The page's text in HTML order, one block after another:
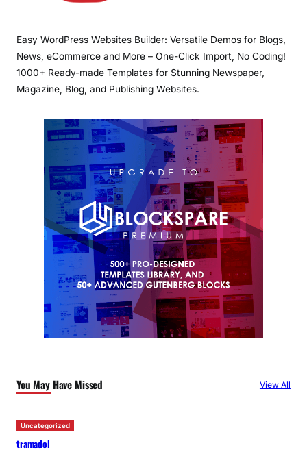
Easy WordPress Websites Builder: Versatile Demos for Blogs,
News, eCommerce and More – One-Click Import, No Coding!
1000+ Ready-made Templates for Stunning Newspaper,
Magazine, Blog, and Publishing Websites.
You May Have Missed View All
Uncategorized
tramadol